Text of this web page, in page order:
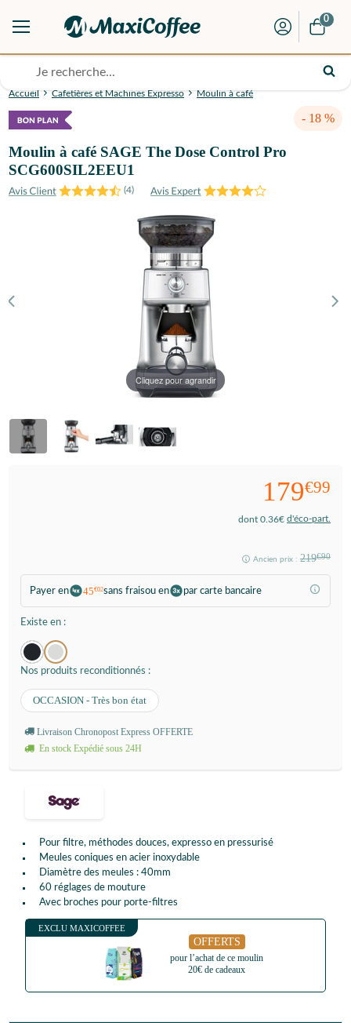
0
Accueil Cafetières et Machines Expresso Moulin à café
- 18 %
Moulin à café SAGE The Dose Control Pro
SCG600SIL2EEU1
(4)
Cliquez pour agrandir
Pour filtre, méthodes douces, expresso en pressurisé
Meules coniques en acier inoxydable
Diamètre des meules : 40mm
60 réglages de mouture
Avec broches pour porte-filtres
EXCLU MAXICOFFEE
OFFERTS
pour l’achat de ce moulin
20€ de cadeaux
179€99
dont 0.36€ d'éco-part.
Ancien prix : 219€90
Payer en 45€02sans fraisou en par carte bancaire
Existe en :
Nos produits reconditionnés :
OCCASION - Très bon état
Livraison Chronopost Express OFFERTE
En stock Expédié sous 24H